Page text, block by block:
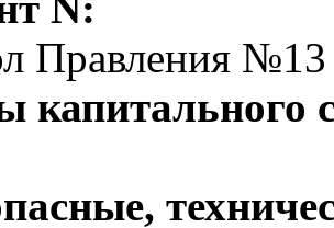
Правления №13
капитального